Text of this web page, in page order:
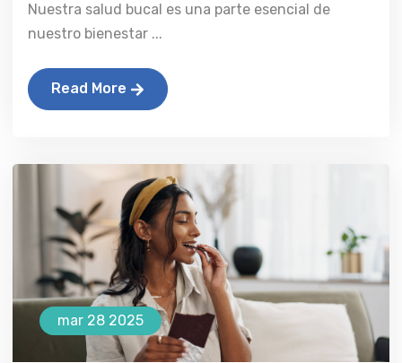
Nuestra salud bucal es una parte esencial de
nuestro bienestar ...
Read More
mar 28 2025